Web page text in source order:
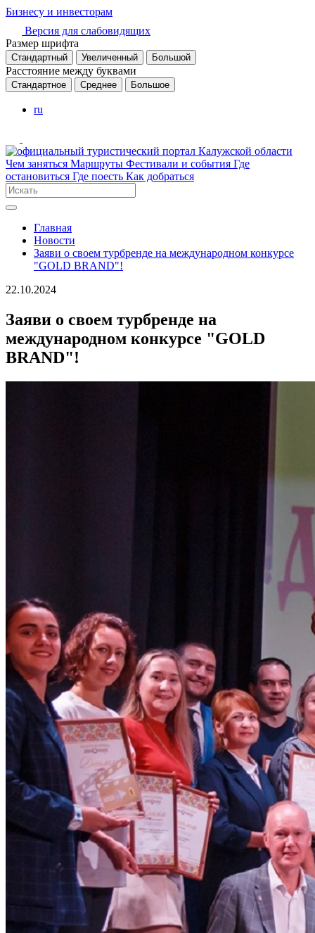
Бизнесу и инвесторам
Версия для слабовидящих
Размер шрифта
Стандартный Увеличенный Большой
Расстояние между буквами
Стандартное Среднее Большое
ru
Чем заняться Маршруты Фестивали и события Где
остановиться Где поесть Как добраться
Главная
Новости
Заяви о своем турбренде на международном конкурсе
"GOLD BRAND"!
22.10.2024
Заяви о своем турбренде на
международном конкурсе "GOLD
BRAND"!